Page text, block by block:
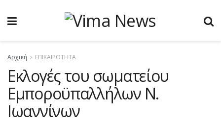
Αρχική ΕΠΙΚΑΙΡΟΤΗΤΑ
Eκλογές του σωματείου
Εμποροϋπαλλήλων Ν.
Ιωαννίνων